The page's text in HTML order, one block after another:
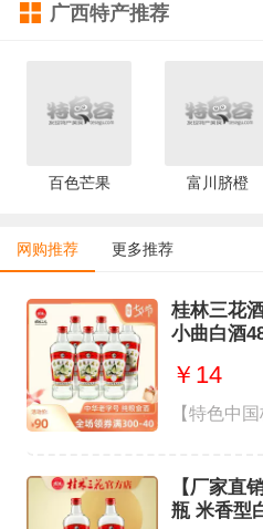
广西特产推荐
百色芒果 富川脐橙
网购推荐 更多推荐
桂林三花
小曲白酒
￥14
【特色中
【厂家直
瓶 米香型